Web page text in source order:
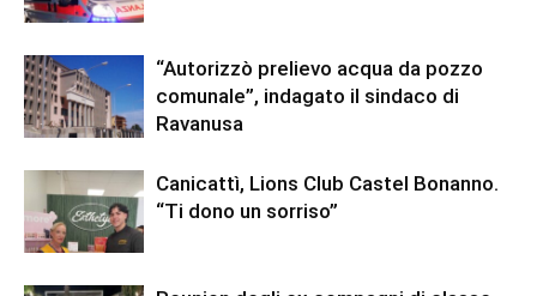
“Autorizzò prelievo acqua da pozzo
comunale”, indagato il sindaco di
Ravanusa
Canicattì, Lions Club Castel Bonanno.
“Ti dono un sorriso”